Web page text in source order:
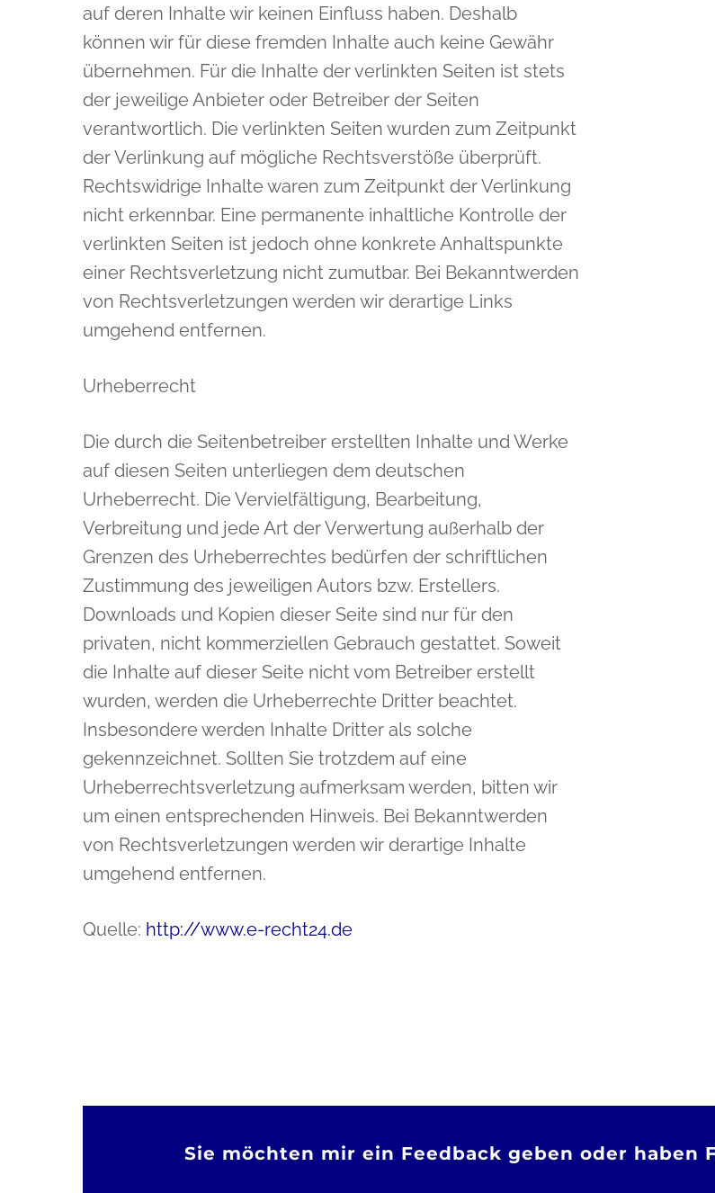
auf deren Inhalte wir keinen Einfluss haben. Deshalb
können wir für diese fremden Inhalte auch keine Gewähr
übernehmen. Für die Inhalte der verlinkten Seiten ist stets
der jeweilige Anbieter oder Betreiber der Seiten
verantwortlich. Die verlinkten Seiten wurden zum Zeitpunkt
der Verlinkung auf mögliche Rechtsverstöße überprüft.
Rechtswidrige Inhalte waren zum Zeitpunkt der Verlinkung
nicht erkennbar. Eine permanente inhaltliche Kontrolle der
verlinkten Seiten ist jedoch ohne konkrete Anhaltspunkte
einer Rechtsverletzung nicht zumutbar. Bei Bekanntwerden
von Rechtsverletzungen werden wir derartige Links
umgehend entfernen.
Urheberrecht
Die durch die Seitenbetreiber erstellten Inhalte und Werke
auf diesen Seiten unterliegen dem deutschen
Urheberrecht. Die Vervielfältigung, Bearbeitung,
Verbreitung und jede Art der Verwertung außerhalb der
Grenzen des Urheberrechtes bedürfen der schriftlichen
Zustimmung des jeweiligen Autors bzw. Erstellers.
Downloads und Kopien dieser Seite sind nur für den
privaten, nicht kommerziellen Gebrauch gestattet. Soweit
die Inhalte auf dieser Seite nicht vom Betreiber erstellt
wurden, werden die Urheberrechte Dritter beachtet.
Insbesondere werden Inhalte Dritter als solche
gekennzeichnet. Sollten Sie trotzdem auf eine
Urheberrechtsverletzung aufmerksam werden, bitten wir
um einen entsprechenden Hinweis. Bei Bekanntwerden
von Rechtsverletzungen werden wir derartige Inhalte
umgehend entfernen.
Quelle: http://www.e-recht24.de
Sie möchten mir ein Feedback geben oder haben